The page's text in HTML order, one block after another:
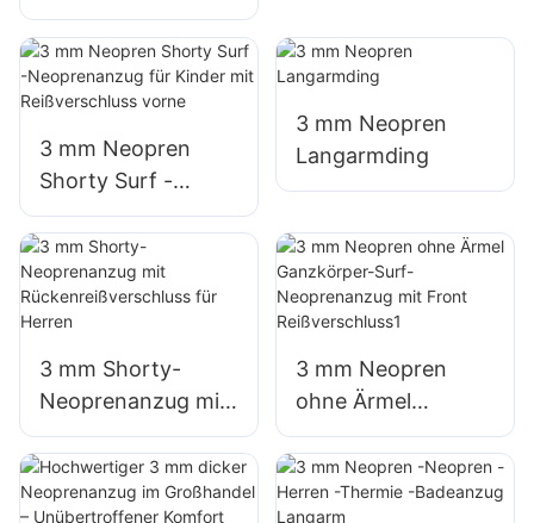
Ganzkörper-Surf-
Neoprenanzug mit
Reißverschluss für
Frauen
3 mm Neopren
Shorty Surf -
Neoprenanzug für
Kinder mit
Reißverschluss
vorne
3 mm Neopren
Langarmding
3 mm Shorty-
Neoprenanzug mit
Rückenreißverschlu
ss für Herren
3 mm Neopren
ohne Ärmel
Ganzkörper-Surf-
Neoprenanzug mit
Front